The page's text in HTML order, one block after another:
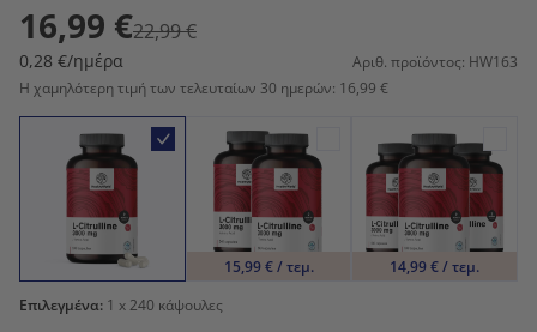
16,99 €22,99 €
0,28 €/ημέρα
Αριθ. προϊόντος: HW163
Η χαμηλότερη τιμή των τελευταίων 30 ημερών: 16,99 €
15,99 € / τεμ.
14,99 € / τεμ.
Επιλεγμένα: 1 x 240 κάψουλες